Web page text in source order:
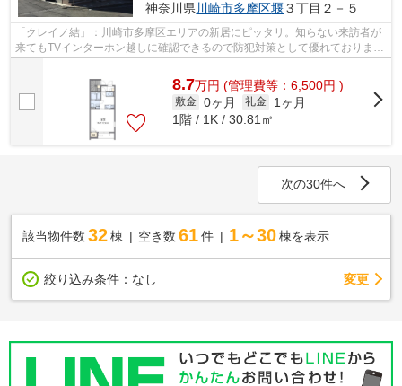
神奈川県 川崎市多摩区堰３丁目２－５
「クレイノ結」：川崎市多摩区エリアの新居にピッタリ。知らない来訪者が
来てもTVインターホン越しに確認できるので防犯対策として優れておりま
8.7万円 (管理費等：6,500円 )
敷金 0ヶ月 礼金
1ヶ月
1階 / 1K / 30.81㎡
次の30件へ
該当物件数 32棟 空き数 61 件 1～30 棟を表示
絞り込み条件： なし 変更